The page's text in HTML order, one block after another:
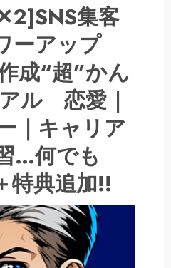
集客
ーアップ
成“超”かん
ル 恋愛｜
｜キャリア
…何でも
典追加!!